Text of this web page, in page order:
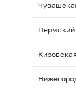
Пермский